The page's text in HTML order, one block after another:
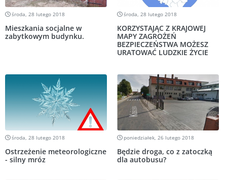
środa, 28 lutego 2018
Mieszkania socjalne w
zabytkowym budynku.
środa, 28 lutego 2018
KORZYSTAJĄC Z KRAJOWEJ
MAPY ZAGROŻEŃ
BEZPIECZEŃSTWA MOŻESZ
URATOWAĆ LUDZKIE ŻYCIE
środa, 28 lutego 2018
Ostrzeżenie meteorologiczne
- silny mróz
poniedziałek, 26 lutego 2018
Będzie droga, co z zatoczką
dla autobusu?